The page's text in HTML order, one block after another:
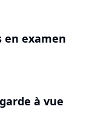
en examen
à vue